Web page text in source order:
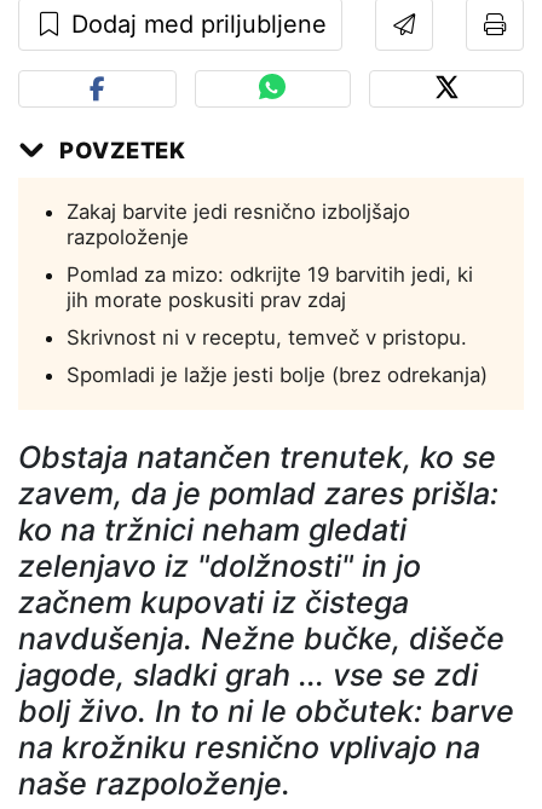
Dodaj med priljubljene
POVZETEK
Zakaj barvite jedi resnično izboljšajo
razpoloženje
Pomlad za mizo: odkrijte 19 barvitih jedi, ki
jih morate poskusiti prav zdaj
Skrivnost ni v receptu, temveč v pristopu.
Spomladi je lažje jesti bolje (brez odrekanja)
Obstaja natančen trenutek, ko se
zavem, da je pomlad zares prišla:
ko na tržnici neham gledati
zelenjavo iz "dolžnosti" in jo
začnem kupovati iz čistega
navdušenja. Nežne bučke, dišeče
jagode, sladki grah ... vse se zdi
bolj živo. In to ni le občutek: barve
na krožniku resnično vplivajo na
naše razpoloženje.